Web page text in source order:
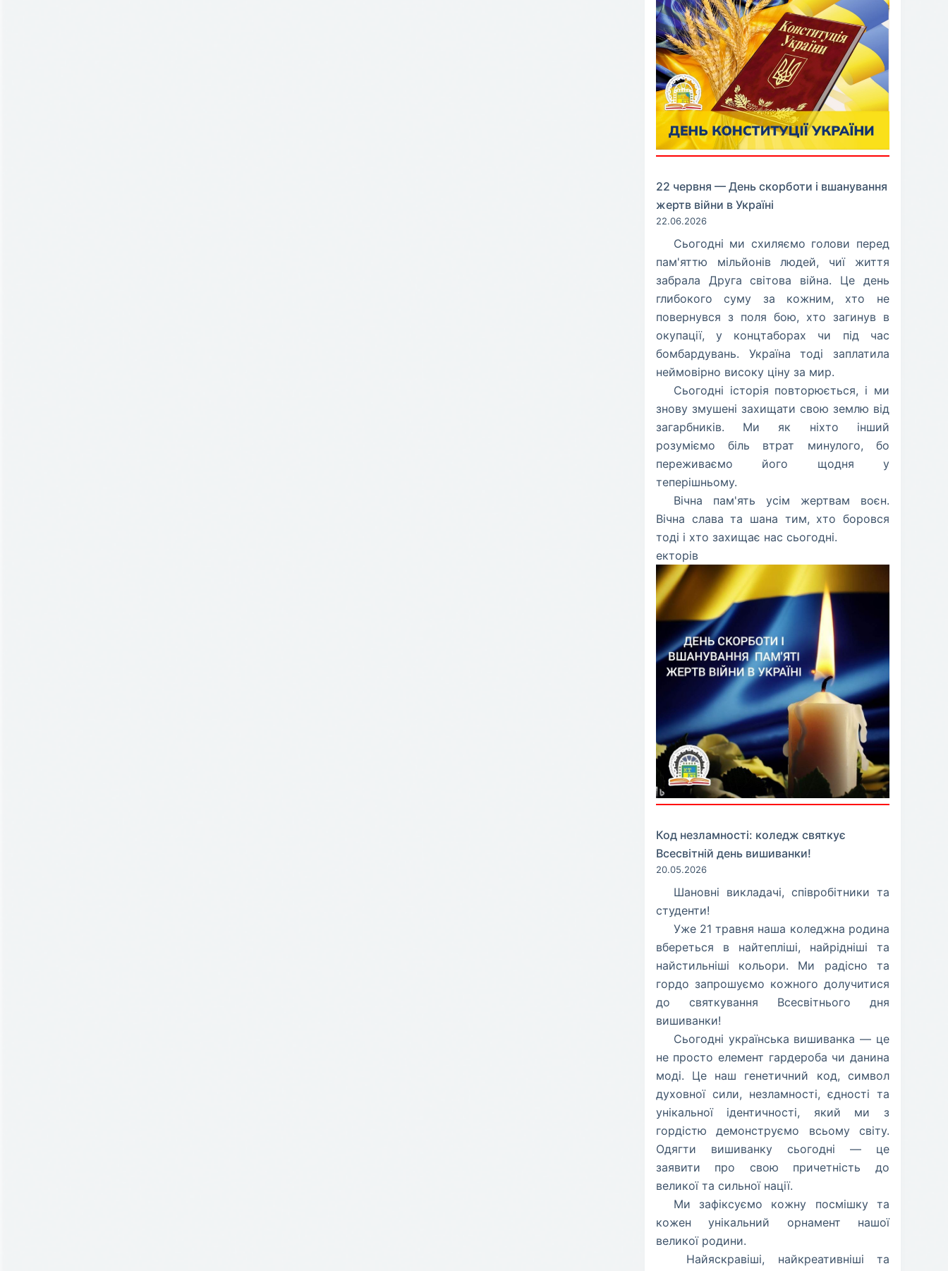
22 червня — День скорботи і вшанування
жертв війни в Україні
22.06.2026
​Сьогодні ми схиляємо голови перед
пам'яттю мільйонів людей, чиї життя
забрала Друга світова війна. Це день
глибокого суму за кожним, хто не
повернувся з поля бою, хто загинув в
окупації, у концтаборах чи під час
бомбардувань. Україна тоді заплатила
неймовірно високу ціну за мир.
​Сьогодні історія повторюється, і ми
знову змушені захищати свою землю від
загарбників. Ми як ніхто інший
розуміємо біль втрат минулого, бо
переживаємо його щодня у
теперішньому.
​Вічна пам'ять усім жертвам воєн.
Вічна слава та шана тим, хто боровся
тоді і хто захищає нас сьогодні.
екторів
Код незламності: коледж святкує
Всесвітній день вишиванки!
20.05.2026
​Шановні викладачі, співробітники та
студенти!
​Уже 21 травня наша коледжна родина
вбереться в найтепліші, найрідніші та
найстильніші кольори. Ми радісно та
гордо запрошуємо кожного долучитися
до святкування Всесвітнього дня
вишиванки!
​Сьогодні українська вишиванка — це
не просто елемент гардероба чи данина
моді. Це наш генетичний код, символ
духовної сили, незламності, єдності та
унікальної ідентичності, який ми з
гордістю демонструємо всьому світу.
Одягти вишиванку сьогодні — це
заявити про свою причетність до
великої та сильної нації.
​Ми зафіксуємо кожну посмішку та
кожен унікальний орнамент нашої
великої родини.
​ Найяскравіші, найкреативніші та